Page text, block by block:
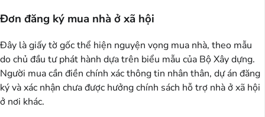
Đơn đăng ký mua nhà ở xã hội
Đây là giấy tờ gốc thể hiện nguyện vọng mua nhà, theo mẫu
do chủ đầu tư phát hành dựa trên biểu mẫu của Bộ Xây dựng.
Người mua cần điền chính xác thông tin nhân thân, dự án đăng
ký và xác nhận chưa được hưởng chính sách hỗ trợ nhà ở xã hội
ở nơi khác.